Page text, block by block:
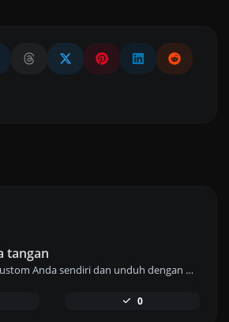
tangan
Buat tanda tangan kustom Anda sendiri dan unduh dengan mudah menggunakan alat pembuat tanda tangan kami untuk e-tanda tangan yang dipersonalisasi.
0